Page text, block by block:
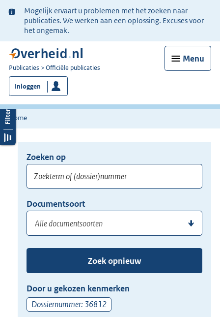
Ter
informatie:
Mogelijk ervaart u problemen met het zoeken naar
publicaties. We werken aan een oplossing. Excuses voor
het ongemak.
Menu
U
bent
nu
hier:
Publicaties Officiële publicaties
Inloggen
Home
Opnieuw
zoeken:
Zoeken op
of
(dossier)nummer
hier
uw
zoekterm
of
(dossier)nummer
in
Documentsoort
of
de
pijl
beneden
Zoek opnieuw
Door u gekozen kenmerken
Dossiernummer: 36812